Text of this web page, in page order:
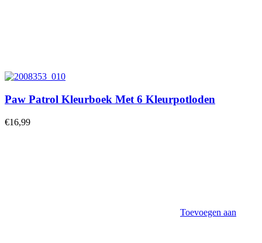
Paw Patrol Kleurboek Met 6 Kleurpotloden
€16,99
Toevoegen aan